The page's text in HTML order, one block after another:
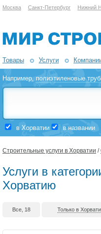
Москва Санкт-Петербург Нижний
Товары Услуги
Например,полиэтиленовые
в Хорватии в названии
Строительные услуги в Хорватии /
Услуги в
Хорватию
Все, 18 Только в